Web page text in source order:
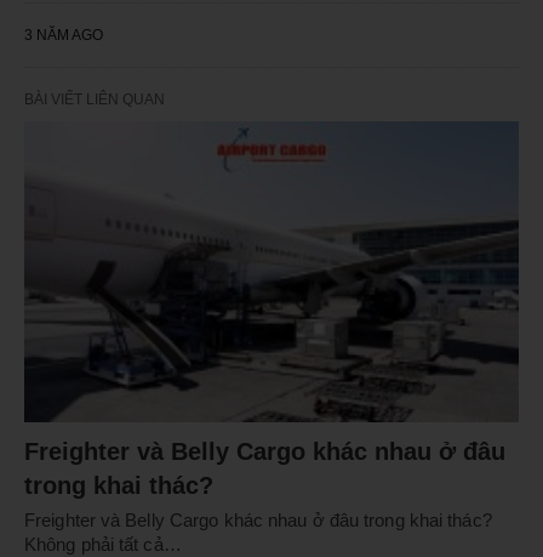
3 NĂM AGO
BÀI VIẾT LIÊN QUAN
Freighter và Belly Cargo khác nhau ở đâu
trong khai thác?
Freighter và Belly Cargo khác nhau ở đâu trong khai thác?
Không phải tất cả…